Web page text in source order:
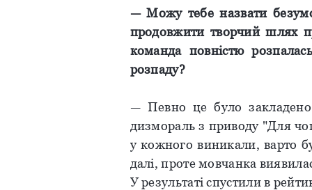
— Можу тебе назвати
продовжити творчий шлях
команда повністю
розпаду?
— Певно це було закладено
дизмораль з приводу "Для
у кожного виникали, варто
далі, проте мовчанка
У результаті спустили в